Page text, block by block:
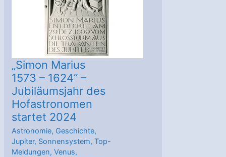
aufgelegt
„Simon Marius
1573 – 1624“ –
Jubiläumsjahr des
Hofastronomen
startet 2024
Astronomie, Geschichte,
Jupiter, Sonnensystem,Top-
Meldungen,Venus,